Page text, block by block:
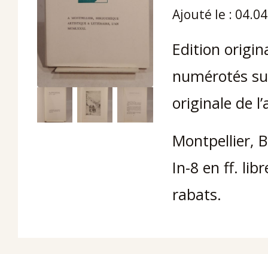
Ajouté le :
Edition
numérotés
originale de
Montpellier,
In-8 en ff.
rabats.